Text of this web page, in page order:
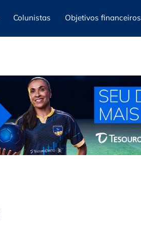
Colunistas Objetivos financeiros